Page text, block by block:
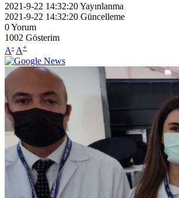
2021-9-22 14:32:20Yayınlanma
2021-9-22 14:32:20 Güncelleme
0Yorum
1002 Gösterim
A- A+